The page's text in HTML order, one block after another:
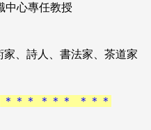
中心專任教授
家、詩人、書法家、茶道家
＊＊＊ ＊＊＊ ＊＊＊